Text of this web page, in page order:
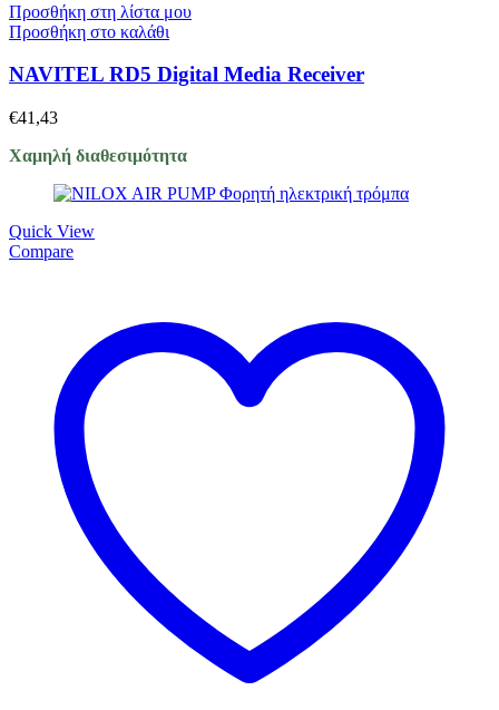
Προσθήκη στη λίστα μου
Προσθήκη στο καλάθι
NAVITEL RD5 Digital Media Receiver
€41,43
Χαμηλή διαθεσιμότητα
Quick View
Compare